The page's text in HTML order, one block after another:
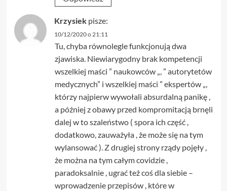
Krzysiek pisze:
10/12/2020 o 21:11
Tu, chyba równolegle funkcjonują dwa
zjawiska. Niewiarygodny brak kompetencji
wszelkiej maści ” naukowców „, ” autorytetów
medycznych” i wszelkiej maści ” ekspertów „,
którzy najpierw wywołali absurdalną panikę ,
a później z obawy przed kompromitacją brnęli
dalej w to szaleństwo ( spora ich część ,
dodatkowo, zauważyła , że może się na tym
wylansować ). Z drugiej strony rządy pojęły ,
że można na tym całym covidzie ,
paradoksalnie , ugrać też coś dla siebie –
wprowadzenie przepisów , które w